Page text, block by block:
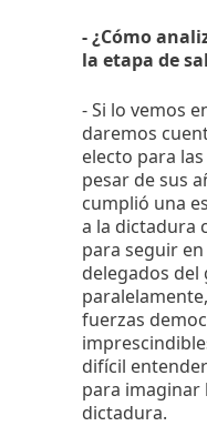
- ¿Cómo
la etapa de
- Si lo vemos
daremos
electo para
pesar de sus
cumplió una
a la dictadura
para seguir
delegados del
fuerzas
difícil
para imaginar
dictadura.